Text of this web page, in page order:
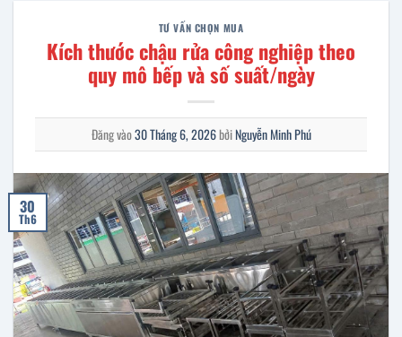
TƯ VẤN CHỌN MUA
Kích thước chậu rửa công nghiệp theo
quy mô bếp và số suất/ngày
Đăng vào30 Tháng 6, 2026bởiNguyễn Minh Phú
30
Th6